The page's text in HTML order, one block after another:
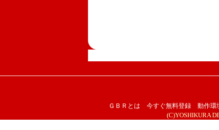
ＧＢＲとは 今すぐ無料登録
動作環
(C)YOSHIKURA